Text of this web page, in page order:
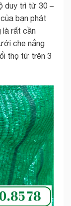
duy trì từ 30 –
bạn phát
là rất cần
che nắng
thọ từ trên 3